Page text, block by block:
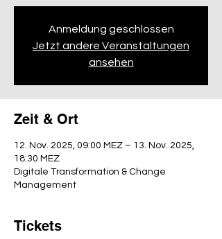
Anmeldung geschlossen
Jetzt andere Veranstaltungen
ansehen
Zeit & Ort
12. Nov. 2025, 09:00 MEZ – 13. Nov. 2025,
18:30 MEZ
Digitale Transformation & Change
Management
Tickets